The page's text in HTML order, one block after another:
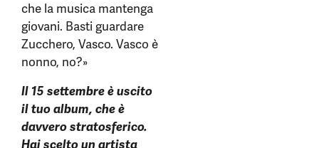
che la musica mantenga
giovani. Basti guardare
Zucchero, Vasco. Vasco è
nonno, no?»
Il 15 settembre è uscito
il tuo album, che è
davvero stratosferico.
Hai scelto un artista